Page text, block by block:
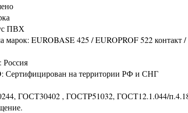
ПВХ
марок: EUROBASE 425 / EUROPROF 522 контакт
Россия
Сертифицирован на территории РФ и СНГ
ГОСТ30402 , ГОСТP51032, ГОСТ12.1.044/